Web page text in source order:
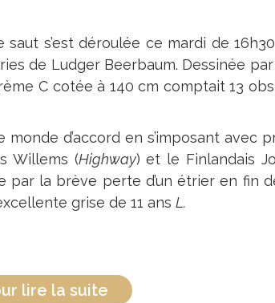
s’est déroulée ce mardi de
de Ludger Beerbaum. Dessinée
C cotée à 140 cm comptait 13
d’accord en s’imposant avec
Willems (Highway) et le Finlandais
par la brève perte d’un étrier en fin
grise de 11 ans L.
lire la suite